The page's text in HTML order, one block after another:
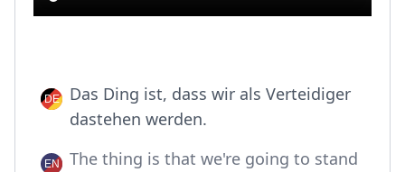
Das Ding ist, dass wir als Verteidiger
dastehen werden.
The thing is that we're going to stand